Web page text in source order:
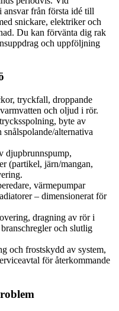
från första idé till
snickare, elektriker och
Du kan förvänta dig rak
och uppföljning
tryckfall, droppande
och oljud i rör.
byte av
alternativa
djupbrunnspump,
(partikel, järn/mangan,
värmepumpar
– dimensionerat för
dragning av rör i
och slutlig
och frostskydd av system,
för återkommande